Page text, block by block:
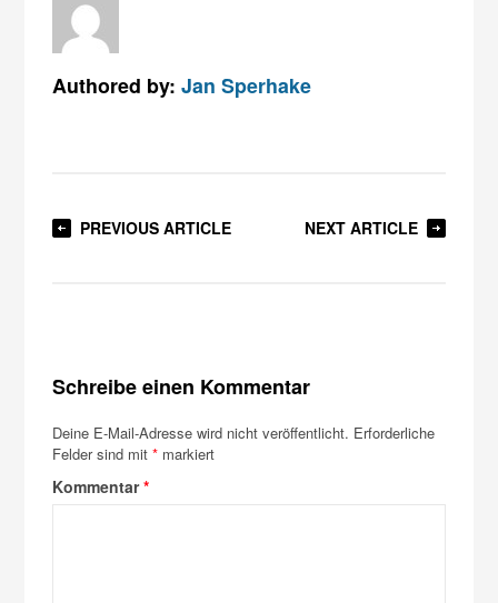
Authored by:Jan Sperhake
PREVIOUS ARTICLE NEXT ARTICLE
Schreibe einen Kommentar
Deine E-Mail-Adresse wird nicht veröffentlicht. Erforderliche
Felder sind mit* markiert
Kommentar*